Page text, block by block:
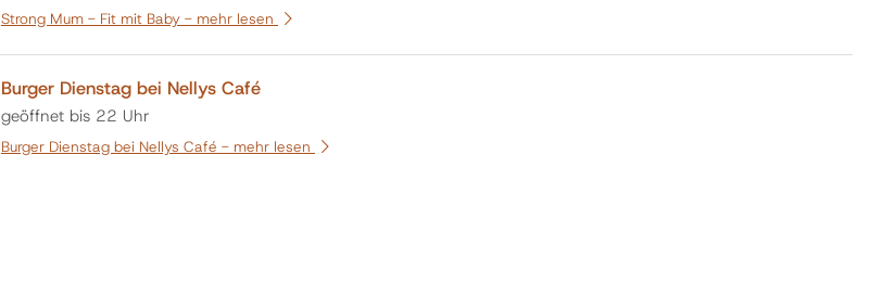
Strong Mum - Fit mit Baby - mehr lesen
Burger Dienstag bei Nellys Café
geöffnet bis 22 Uhr
Burger Dienstag bei Nellys Café - mehr lesen